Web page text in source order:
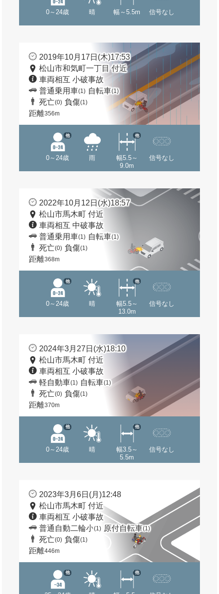
0～24歳 晴 幅～5.5m 信号なし
2019年10月17日(木)17:53
松山市和気町一丁目 付近
車両相互 小破事故
普通乗用車(1) 自転車(1)
死亡(0) 負傷(1)
距離356m
0～24歳
他
雨
幅5.5～
9.0m
他
信号なし
2022年10月12日(水)18:57
松山市馬木町 付近
車両相互 中破事故
普通乗用車(1) 自転車(1)
死亡(0) 負傷(1)
距離368m
0～24歳
他
晴
幅5.5～
13.0m
他
信号なし
2024年3月27日(水)18:10
松山市馬木町 付近
車両相互 小破事故
軽自動車(1) 自転車(1)
死亡(0) 負傷(1)
距離370m
0～24歳
他
晴
幅3.5～
5.5m
他
信号なし
2023年3月6日(月)12:48
松山市馬木町 付近
車両相互 小破事故
普通自動二輪小(1) 原付自転車(1)
死亡(0) 負傷(1)
距離446m
他 他